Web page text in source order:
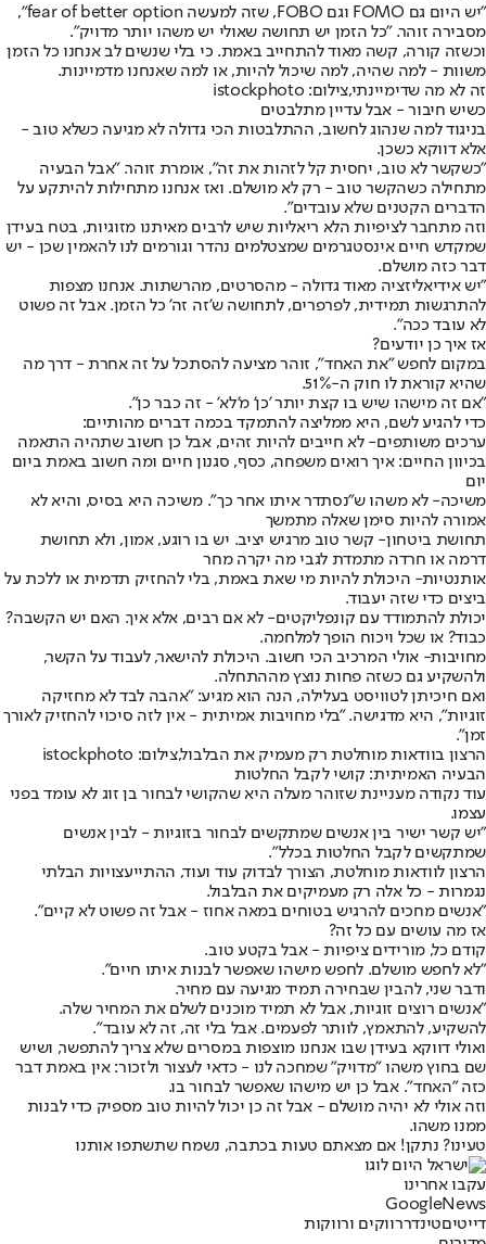
"יש היום גם FOMO וגם FOBO, שזה למעשה fear of better option",
מסבירה זוהר. "כל הזמן יש תחושה שאולי יש משהו יותר מדויק".
וכשזה קורה, קשה מאוד להתחייב באמת. כי בלי שנשים לב אנחנו כל הזמן
משוות - למה שהיה, למה שיכול להיות, או למה שאנחנו מדמיינות.
זה לא מה שדימיינתי,צילום: istockphoto
כשיש חיבור - אבל עדיין מתלבטים
בניגוד למה שנהוג לחשוב, ההתלבטות הכי גדולה לא מגיעה כשלא טוב -
אלא דווקא כשכן.
"כשקשר לא טוב, יחסית קל לזהות את זה", אומרת זוהר. "אבל הבעיה
מתחילה כשהקשר טוב - רק לא מושלם. ואז אנחנו מתחילות להיתקע על
הדברים הקטנים שלא עובדים".
וזה מתחבר לציפיות הלא ריאליות שיש לרבים מאיתנו מזוגיות, בטח בעידן
שמקדש חיים אינסטגרמים שמצטלמים נהדר וגורמים לנו להאמין שכן - יש
דבר כזה מושלם.
"יש אידיאליזציה מאוד גדולה - מהסרטים, מהרשתות. אנחנו מצפות
להתרגשות תמידית, לפרפרים, לתחושה ש'זה זה' כל הזמן. אבל זה פשוט
לא עובד ככה".
אז איך כן יודעים?
במקום לחפש "את האחד", זוהר מציעה להסתכל על זה אחרת - דרך מה
שהיא קוראת לו חוק ה-51%.
"אם זה מישהו שיש בו קצת יותר 'כן' מ'לא' - זה כבר כן".
כדי להגיע לשם, היא ממליצה להתמקד בכמה דברים מהותיים:
ערכים משותפים- לא חייבים להיות זהים, אבל כן חשוב שתהיה התאמה
בכיוון החיים: איך רואים משפחה, כסף, סגנון חיים ומה חשוב באמת ביום
יום
משיכה- לא משהו ש"נסתדר איתו אחר כך". משיכה היא בסיס, והיא לא
אמורה להיות סימן שאלה מתמשך
תחושת ביטחון- קשר טוב מרגיש יציב. יש בו רוגע, אמון, ולא תחושת
דרמה או חרדה מתמדת לגבי מה יקרה מחר
אותנטיות- היכולת להיות מי שאת באמת, בלי להחזיק תדמית או ללכת על
ביצים כדי שזה יעבוד.
יכולת להתמודד עם קונפליקטים- לא אם רבים, אלא איך. האם יש הקשבה?
כבוד? או שכל ויכוח הופך למלחמה.
מחויבות- אולי המרכיב הכי חשוב. היכולת להישאר, לעבוד על הקשר,
ולהשקיע גם כשזה פחות נוצץ מההתחלה.
ואם חיכיתן לטוויסט בעלילה, הנה הוא מגיע: "אהבה לבד לא מחזיקה
זוגיות", היא מדגישה. "בלי מחויבות אמיתית - אין לזה סיכוי להחזיק לאורך
זמן".
הרצון בוודאות מוחלטת רק מעמיק את הבלבול,צילום: istockphoto
הבעיה האמיתית: קושי לקבל החלטות
עוד נקודה מעניינת שזוהר מעלה היא שהקושי לבחור בן זוג לא עומד בפני
עצמו.
"יש קשר ישיר בין אנשים שמתקשים לבחור בזוגיות - לבין אנשים
שמתקשים לקבל החלטות בכלל".
הרצון לוודאות מוחלטת, הצורך לבדוק עוד ועוד, ההתייעצויות הבלתי
נגמרות - כל אלה רק מעמיקים את הבלבול.
"אנשים מחכים להרגיש בטוחים במאה אחוז - אבל זה פשוט לא קיים".
אז מה עושים עם כל זה?
קודם כל, מורידים ציפיות - אבל בקטע טוב.
"לא לחפש מושלם. לחפש מישהו שאפשר לבנות איתו חיים".
ודבר שני, להבין שבחירה תמיד מגיעה עם מחיר.
"אנשים רוצים זוגיות, אבל לא תמיד מוכנים לשלם את המחיר שלה.
להשקיע, להתאמץ, לוותר לפעמים. אבל בלי זה, זה לא עובד".
ואולי דווקא בעידן שבו אנחנו מוצפות במסרים שלא צריך להתפשר, ושיש
שם בחוץ משהו "מדויק" שמחכה לנו - כדאי לעצור ולזכור: אין באמת דבר
כזה "האחד". אבל כן יש מישהו שאפשר לבחור בו.
וזה אולי לא יהיה מושלם - אבל זה כן יכול להיות טוב מספיק כדי לבנות
ממנו משהו.
טעינו? נתקן! אם מצאתם טעות בכתבה, נשמח שתשתפו אותנו
עקבו אחרינו
Googl eNews
דייטיםטינדררווקים ורווקות